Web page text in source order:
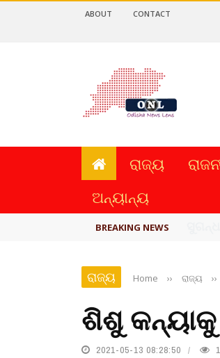
ABOUT CONTACT
ରାଜ୍ୟ
ଅନ୍ୟାନ୍ୟ
BREAKING NEWS
ରାଜ୍ୟ Home ›› ରାଜ୍ୟ ››
ଶିଶୁ କନ୍ୟାକୁ
2021-05-13 08:28:50